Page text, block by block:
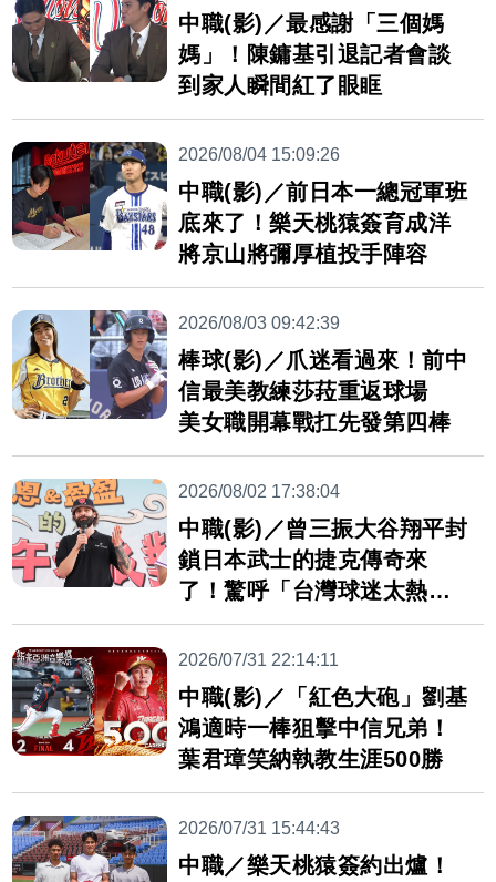
中職(影)／最感謝「三個媽
媽」！陳鏞基引退記者會談
到家人瞬間紅了眼眶
2026/08/04 15:09:26
中職(影)／前日本一總冠軍班
底來了！樂天桃猿簽育成洋
將京山將彌厚植投手陣容
2026/08/03 09:42:39
棒球(影)／爪迷看過來！前中
信最美教練莎菈重返球場
美女職開幕戰扛先發第四棒
2026/08/02 17:38:04
中職(影)／曾三振大谷翔平封
鎖日本武士的捷克傳奇來
了！驚呼「台灣球迷太熱
情」
2026/07/31 22:14:11
中職(影)／「紅色大砲」劉基
鴻適時一棒狙擊中信兄弟！
葉君璋笑納執教生涯500勝
2026/07/31 15:44:43
中職／樂天桃猿簽約出爐！